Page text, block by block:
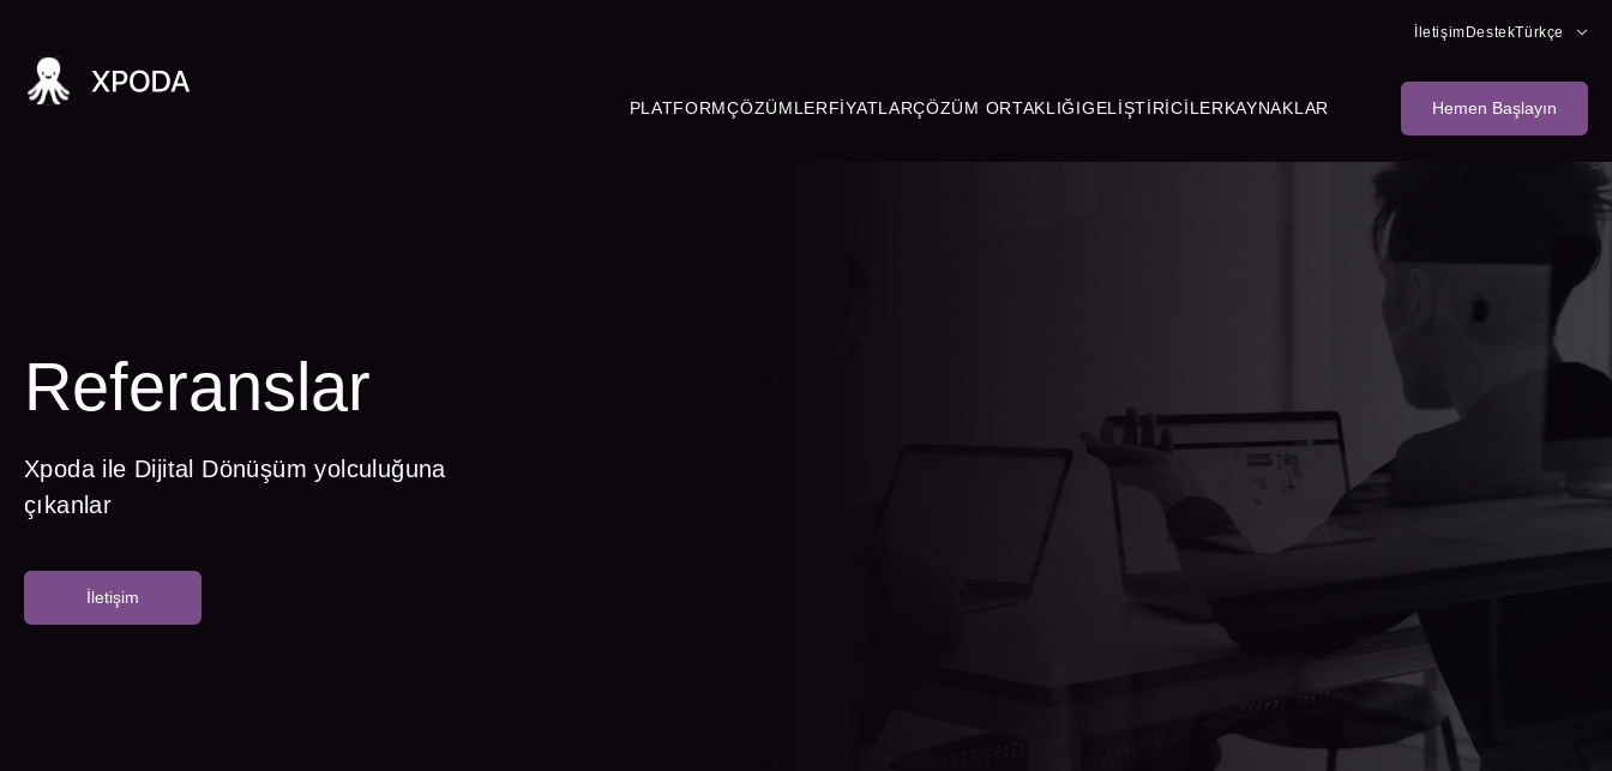
İletişim DestekTürkçe
PLATFORMÇÖZÜMLERFIYATLARÇÖZÜM ORTAKLIĞIGELIŞTIRICILERKAYNAKLAR Hemen Başlayın
Referanslar
Xpoda ile Dijital Dönüşüm yolculuğuna
çıkanlar
İletişim